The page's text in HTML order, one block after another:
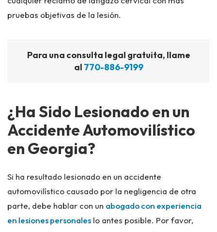
pruebas objetivas de la lesión.
Para una consulta legal gratuita, llame
al 770-886-9199
¿Ha Sido Lesionado en un
Accidente Automovilístico
en Georgia?
Si ha resultado lesionado en un accidente
automovilístico causado por la negligencia de otra
parte, debe hablar con un abogado con experiencia
en lesiones personales lo antes posible. Por favor,